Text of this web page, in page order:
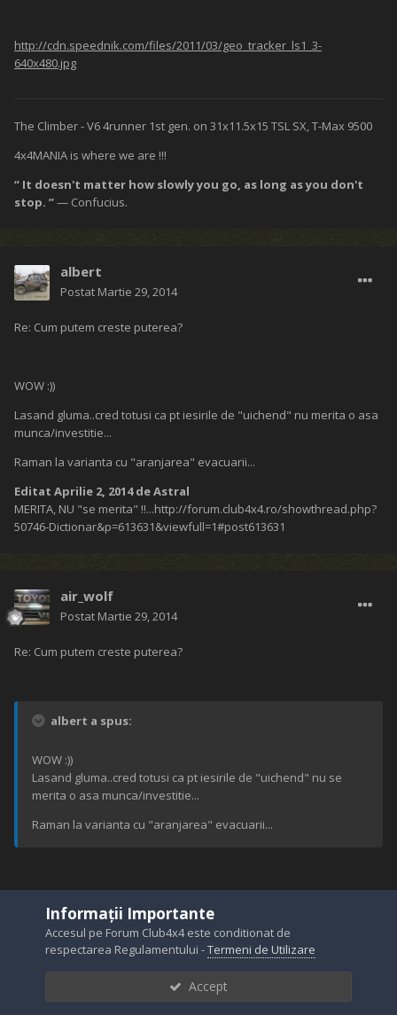
http://cdn.speednik.com/files/2011/03/geo_tracker_ls1_3-
640x480.jpg
The Climber - V6 4runner 1st gen. on 31x11.5x15 TSL SX, T-Max 9500
4x4MANIA is where we are !!!
“ It doesn't matter how slowly you go, as long as you don't
stop. ”— Confucius.
albert
Postat Martie 29, 2014
Re: Cum putem creste puterea?
WOW :))
Lasand gluma..cred totusi ca pt iesirile de "uichend" nu merita o asa
munca/investitie...
Raman la varianta cu "aranjarea" evacuarii...
Editat Aprilie 2, 2014de Astral
MERITA, NU "se merita" !!...http://forum.club4x4.ro/showthread.php?
50746-Dictionar&p=613631&viewfull=1#post613631
air_wolf
Postat Martie 29, 2014
Re: Cum putem creste puterea?
albert a spus:
WOW :))
Lasand gluma..cred totusi ca pt iesirile de "uichend" nu se
merita o asa munca/investitie...
Raman la varianta cu "aranjarea" evacuarii...
ca n-ai decit o viata :grin:
aranjeaza evacuarea aia si vezi tu daca te satisface. dupa aia poti
sa te gindesti la chestii serioase :ha:
Informații Importante
Accesul pe Forum Club4x4 este conditionat de
respectarea Regulamentului -Termeni de Utilizare
Accept